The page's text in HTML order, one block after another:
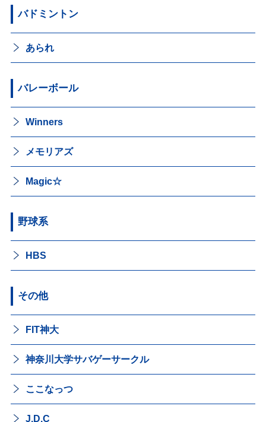
バドミントン
あられ
バレーボール
Winners
メモリアズ
Magic☆
野球系
HBS
その他
FIT神大
神奈川大学サバゲーサークル
ここなっつ
J.D.C